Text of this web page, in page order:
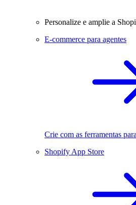
Personalize e amplie a
E-commerce para agentes
Crie com as ferramentas
Shopify App Store